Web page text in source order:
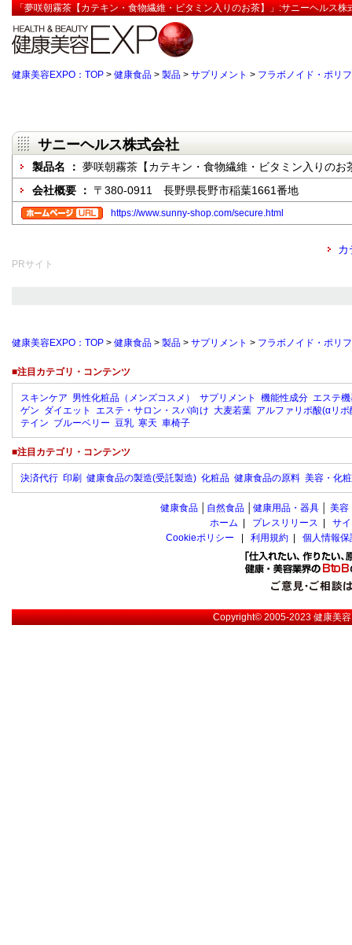
「夢咲朝霧茶【カテキン・食物繊維・ビタミン入りのお茶】」:サニーヘルス株
健康美容EXPO：TOP > 健康食品 > 製品 > サプリメント > フラボノイド・ポリ
サニーヘルス株式会社
製品名 ： 夢咲朝霧茶【カテキン・食物繊維・ビタミン入りのお
会社概要 ： 〒380-0911 長野県長野市稲葉1661番地
https://www.sunny-shop.com/secure.html
カ
PRサイト
健康美容EXPO：TOP > 健康食品 > 製品 > サプリメント > フラボノイド・ポリ
■注目カテゴリ・コンテンツ
スキンケア 男性化粧品（メンズコスメ） サプリメント 機能性成分 エステ
ゲン ダイエット エステ・サロン・スパ向け 大麦若葉 アルファリポ酸(αリポ
テイン ブルーベリー 豆乳 寒天 車椅子
■注目カテゴリ・コンテンツ
決済代行 印刷 健康食品の製造(受託製造) 化粧品 健康食品の原料 美容・化
健康食品 自然食品 健康用品・器具 美容
ホーム
プレスリリース
サ
Cookieポリシー
利用規約 個人情報
Copyright© 2005-2023健康美